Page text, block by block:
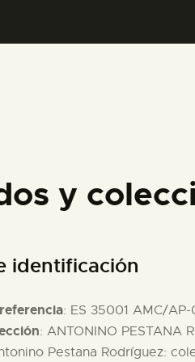
y
identificación
: ES 35001 AMC/AP-
: ANTONINO PESTANA
Pestana Rodríguez: